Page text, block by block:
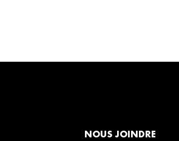
NOUS JOINDRE